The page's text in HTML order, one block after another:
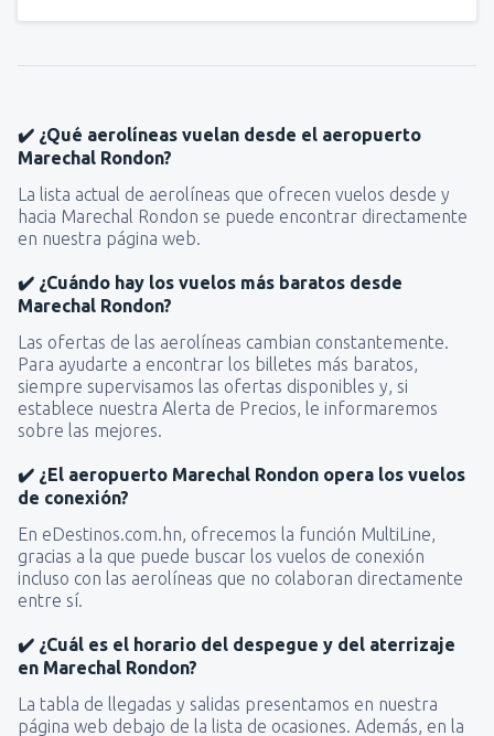
✔️ ¿Qué aerolíneas vuelan desde el aeropuerto
Marechal Rondon?
La lista actual de aerolíneas que ofrecen vuelos desde y
hacia Marechal Rondon se puede encontrar directamente
en nuestra página web.
✔️ ¿Cuándo hay los vuelos más baratos desde
Marechal Rondon?
Las ofertas de las aerolíneas cambian constantemente.
Para ayudarte a encontrar los billetes más baratos,
siempre supervisamos las ofertas disponibles y, si
establece nuestra Alerta de Precios, le informaremos
sobre las mejores.
✔️ ¿El aeropuerto Marechal Rondon opera los vuelos
de conexión?
En eDestinos.com.hn, ofrecemos la función MultiLine,
gracias a la que puede buscar los vuelos de conexión
incluso con las aerolíneas que no colaboran directamente
entre sí.
✔️ ¿Cuál es el horario del despegue y del aterrizaje
en Marechal Rondon?
La tabla de llegadas y salidas presentamos en nuestra
página web debajo de la lista de ocasiones. Además, en la